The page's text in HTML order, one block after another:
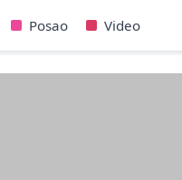
Posao Video